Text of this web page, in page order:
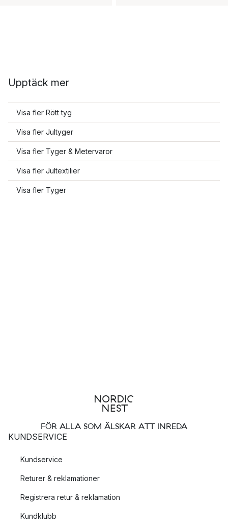
Upptäck mer
Visa fler Rött tyg
Visa fler Jultyger
Visa fler Tyger & Metervaror
Visa fler Jultextilier
Visa fler Tyger
FÖR ALLA SOM ÄLSKAR ATT INREDA
KUNDSERVICE
Kundservice
Returer & reklamationer
Registrera retur & reklamation
Kundklubb